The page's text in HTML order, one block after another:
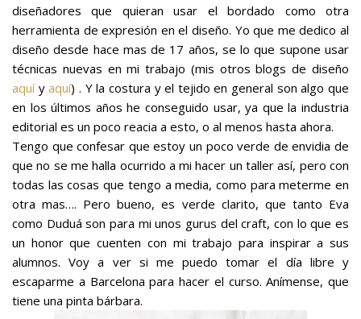
diseñadores que quieran usar el bordado como otra
herramienta de expresión en el diseño. Yo que me dedico al
diseño desde hace mas de 17 años, se lo que supone usar
técnicas nuevas en mi trabajo (mis otros blogs de diseño
aquíyaquí) . Y la costura y el tejido en general son algo que
en los últimos años he conseguido usar, ya que la industria
editorial es un poco reacia a esto, o al menos hasta ahora.
Tengo que confesar que estoy un poco verde de envidia de
que no se me halla ocurrido a mi hacer un taller así, pero con
todas las cosas que tengo a media, como para meterme en
otra mas…. Pero bueno, es verde clarito, que tanto Eva
como Duduá son para mi unos gurus del craft, con lo que es
un honor que cuenten con mi trabajo para inspirar a sus
alumnos. Voy a ver si me puedo tomar el día libre y
escaparme a Barcelona para hacer el curso. Anímense, que
tiene una pinta bárbara.